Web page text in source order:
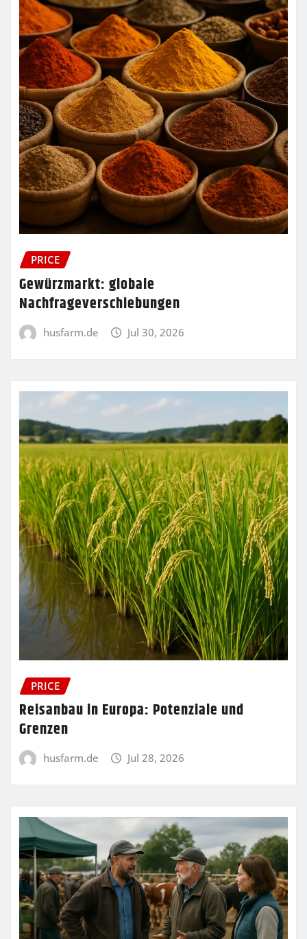
PRICE
Gewürzmarkt: globale
Nachfrageverschiebungen
husfarm.de Jul 30, 2026
PRICE
Reisanbau in Europa: Potenziale und
Grenzen
husfarm.de Jul 28, 2026